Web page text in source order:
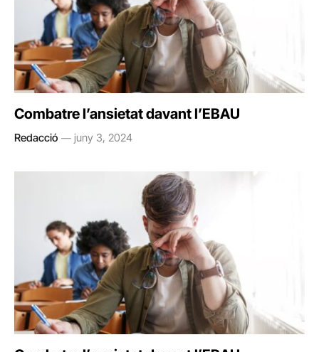
Combatre l’ansietat davant l’EBAU
Redacció juny 3, 2024